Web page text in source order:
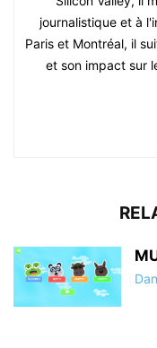
journalistique et à
Paris et Montréal, il
et son impact sur